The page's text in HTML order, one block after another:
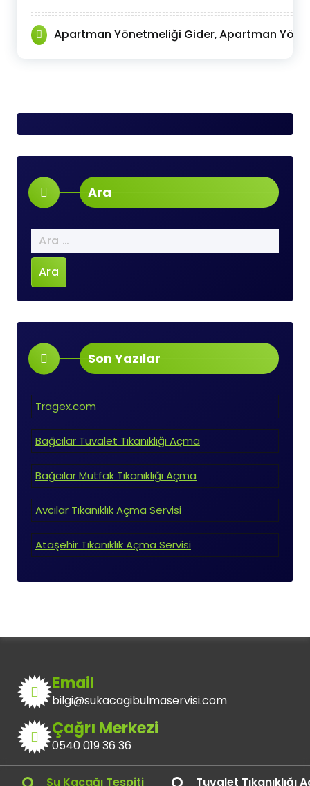
Apartman Yönetmeliği Gider,Apartman
Ara
Arama:
Son Yazılar
Tragex.com
Bağcılar Tuvalet Tıkanıklığı Açma
Bağcılar Mutfak Tıkanıklığı Açma
Avcılar Tıkanıklık Açma Servisi
Ataşehir Tıkanıklık Açma Servisi
Email
bilgi@sukacagibulmaservisi.com
Çağrı Merkezi
0540 019 36 36
Su Kaçağı Tespiti Tuvalet Tıkanıklığı